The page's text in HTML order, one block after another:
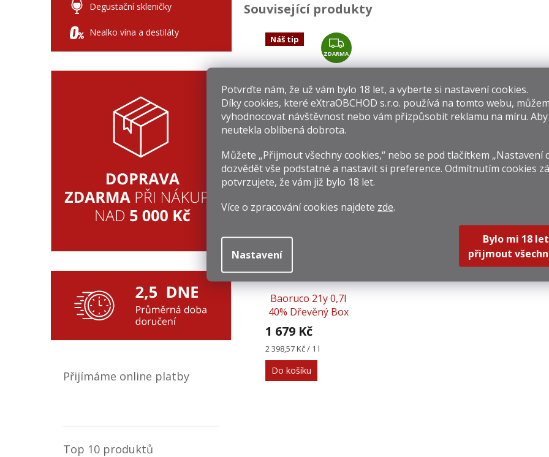
Potvrďte nám​​, že už vám bylo 18 let, a vyberte si nastavení cookies.
Díky cookies, které eXtraOBCHOD s.r.o. používá na tomto webu,
vyhodnocovat návštěvnost nebo vám přizpůsobit reklamu na míru. Aby
neutekla oblíbená dobrota.
Můžete „Přijmout všechny cookies,“ nebo se pod tlačítkem „Nastavení
dozvědět vše podstatné a nastavit si preference. Odmítnutím cookies
potvrzujete, že vám již bylo 18 let.
Více o zpracování cookies najdete zde.
Nastavení
Bylo mi 18
přijmout
Degustační skleničky
Nealko vína a destiláty
Přijímáme online platby
Top 10 produktů
Související produkty
Náš tip
Z
D
A
R
M
A
ZDARMA
Dictador Libreto
Sherry Cask 1998
0,7l 45%
Měrná
cena:
5 414,29 Kč / 1 l
Do košíku
Old St. Croix Elixir
Orange Grove 0,7l
Měrná
cena:
1 084,29 Kč / 1 l
Měrná
cena:
1
Baoruco 21y 0,7l
40% Dřevěný Box
1 679 Kč
Měrná
cena:
2 398,57 Kč / 1 l
Do košíku